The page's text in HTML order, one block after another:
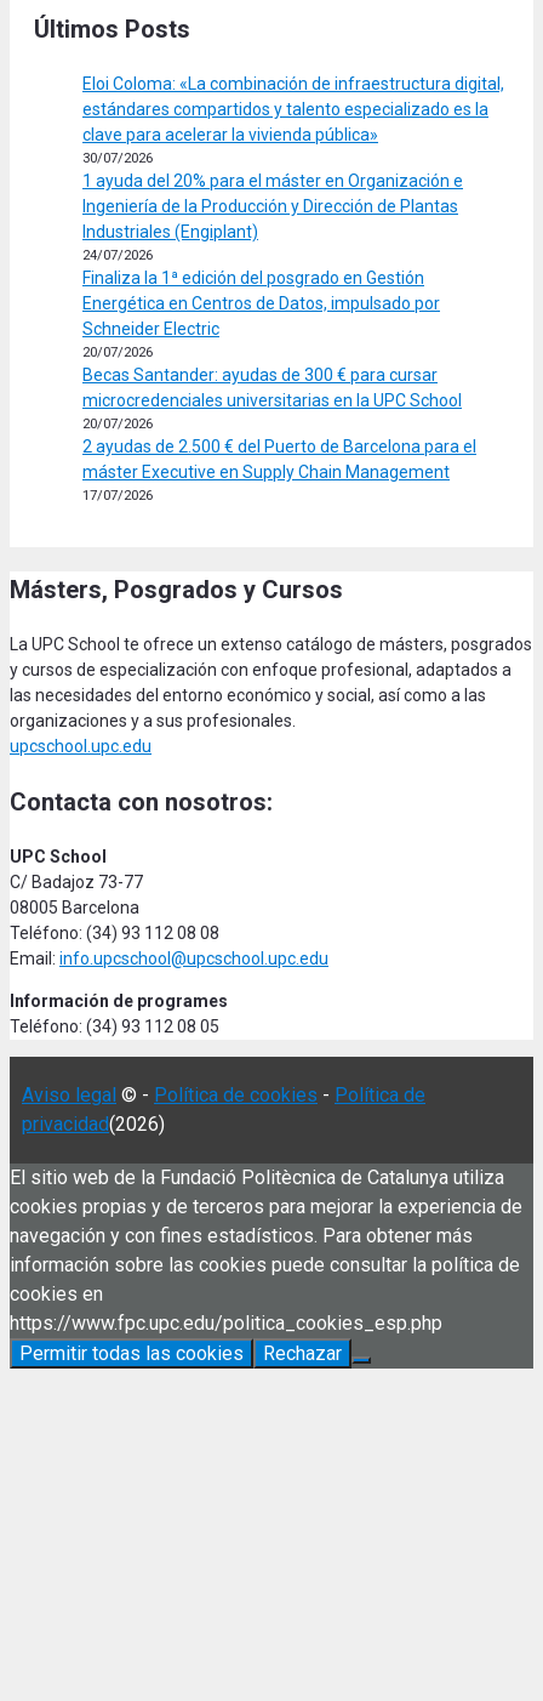
Últimos Posts
Eloi Coloma: «La combinación de infraestructura digital,
estándares compartidos y talento especializado es la
clave para acelerar la vivienda pública»
30/07/2026
1 ayuda del 20% para el máster en Organización e
Ingeniería de la Producción y Dirección de Plantas
Industriales (Engiplant)
24/07/2026
Finaliza la 1ª edición del posgrado en Gestión
Energética en Centros de Datos, impulsado por
Schneider Electric
20/07/2026
Becas Santander: ayudas de 300 € para cursar
microcredenciales universitarias en la UPC School
20/07/2026
2 ayudas de 2.500 € del Puerto de Barcelona para el
máster Executive en Supply Chain Management
17/07/2026
Másters, Posgrados y Cursos
La UPC School te ofrece un extenso catálogo de másters, posgrados
y cursos de especialización con enfoque profesional, adaptados a
las necesidades del entorno económico y social, así como a las
organizaciones y a sus profesionales.
upcschool.upc.edu
Contacta con nosotros:
UPC School
C/ Badajoz 73-77
08005 Barcelona
Teléfono: (34) 93 112 08 08
Email: info.upcschool@upcschool.upc.edu
Información de programes
Teléfono: (34) 93 112 08 05
Aviso legal © - Política de cookies - Política de
privacidad(2026)
El sitio web de la Fundació Politècnica de Catalunya utiliza
cookies propias y de terceros para mejorar la experiencia de
navegación y con fines estadísticos. Para obtener más
información sobre las cookies puede consultar la política de
cookies en
https://www.fpc.upc.edu/politica_cookies_esp.php
Permitir todas las cookies
Rechazar